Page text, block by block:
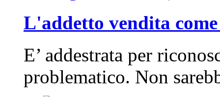
L'addetto vendita
E’ addestrata per
problematico. Non